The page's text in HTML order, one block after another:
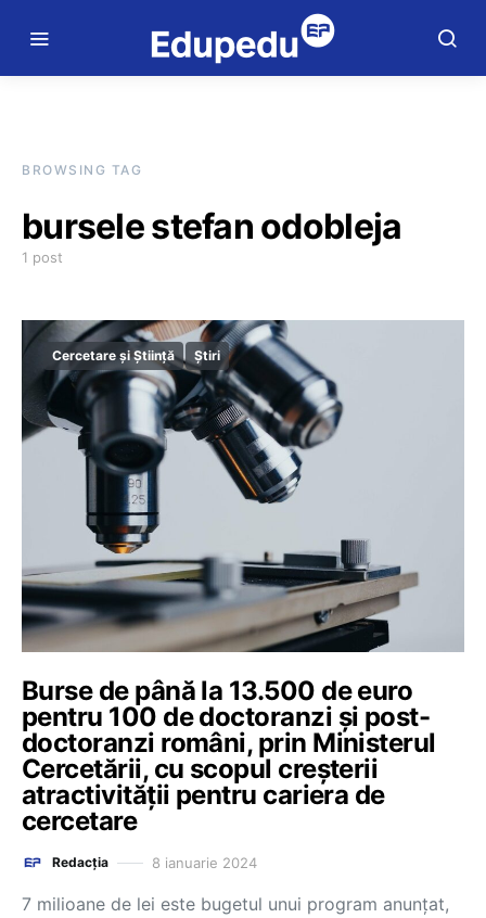
BROWSING TAG
bursele stefan odobleja
1 post
Cercetare și Știință Știri
Burse de până la 13.500 de euro
pentru 100 de doctoranzi și post-
doctoranzi români, prin Ministerul
Cercetării, cu scopul creșterii
atractivității pentru cariera de
cercetare
Redacția 8 ianuarie 2024
7 milioane de lei este bugetul unui program anunțat,